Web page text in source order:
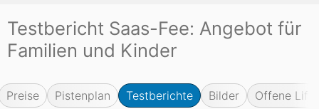
Testbericht Saas-Fee: Angebot für
Familien und Kinder
Preise Pistenplan Testberichte Bilder
Offene